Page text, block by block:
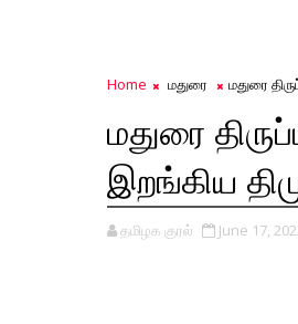
Home மதுரை மதுரை
மதுரை
இறங்கிய
தமிழக குரல் June 17,